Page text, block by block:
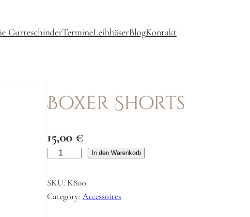
GurreschinderTermineLeihhäserBlogKontakt
Boxer Shorts
15,00 €
x
e
In den Warenkorb
SKU: K800
Category: Accessoires